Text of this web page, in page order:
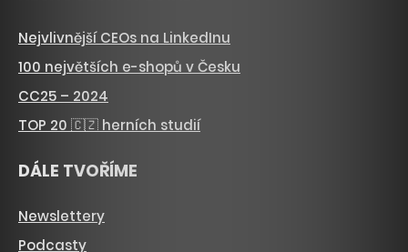
Nejvlivnější CEOs na LinkedInu
100 největších e-shopů v Česku
CC25 – 2024
TOP 20 🇨🇿 herních studií
DÁLE TVOŘÍME
Newslettery
Podcasty